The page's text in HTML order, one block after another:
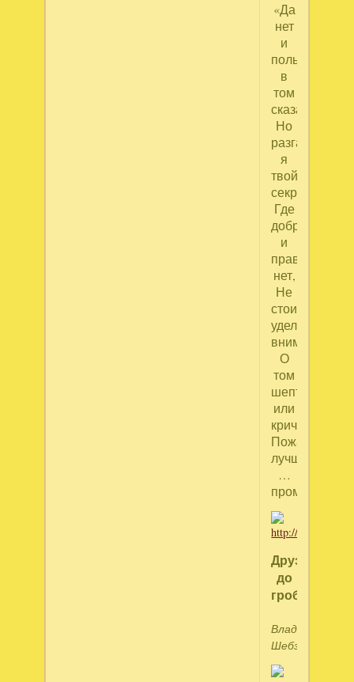
«Да
нет
и
пользы
в
том
сказанье…
Но
разгадал
я
твой
секрет:
Где
доброты,
и
правды
нет,
Не
стоит,
уделив
вниманье,
О
том
шептать
или
кричать...
Пожалуй,
лучше
…
промолчать!»
Друзья
до
гроба
Владимир
Шебзухов